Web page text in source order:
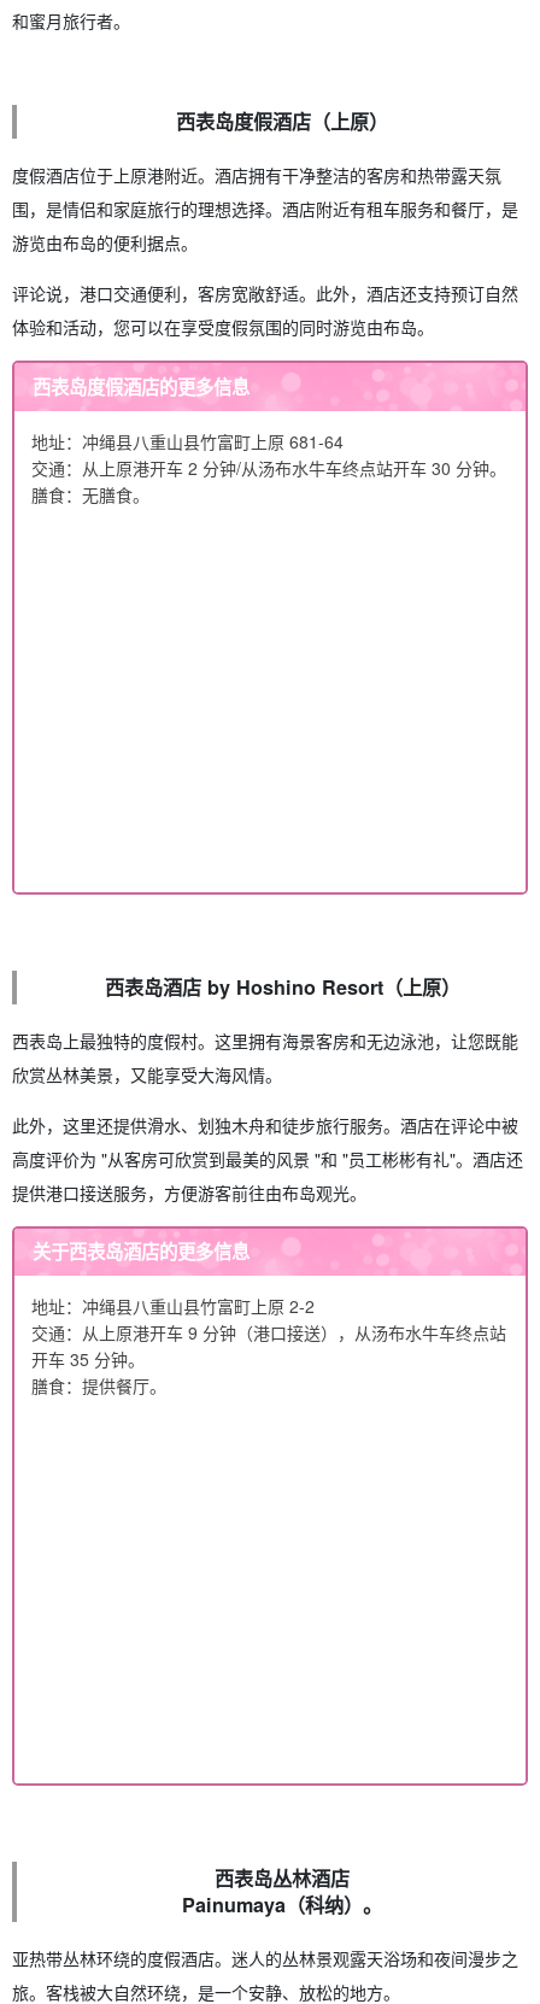
和蜜月旅行者。
西表岛度假酒店（上原）
度假酒店位于上原港附近。酒店拥有干净整洁的客房和热带露天氛
围，是情侣和家庭旅行的理想选择。酒店附近有租车服务和餐厅，是
游览由布岛的便利据点。
评论说，港口交通便利，客房宽敞舒适。此外，酒店还支持预订自然
体验和活动，您可以在享受度假氛围的同时游览由布岛。
西表岛度假酒店的更多信息
地址：冲绳县八重山县竹富町上原 681-64
交通：从上原港开车 2 分钟/从汤布水牛车终点站开车 30 分钟。
膳食：无膳食。
西表岛酒店 by Hoshino Resort（上原）
西表岛上最独特的度假村。这里拥有海景客房和无边泳池，让您既能
欣赏丛林美景，又能享受大海风情。
此外，这里还提供滑水、划独木舟和徒步旅行服务。酒店在评论中被
高度评价为 "从客房可欣赏到最美的风景 "和 "员工彬彬有礼"。酒店还
提供港口接送服务，方便游客前往由布岛观光。
关于西表岛酒店的更多信息
地址：冲绳县八重山县竹富町上原 2-2
交通：从上原港开车 9 分钟（港口接送），从汤布水牛车终点站
开车 35 分钟。
膳食：提供餐厅。
西表岛丛林酒店
Painumaya（科纳）。
亚热带丛林环绕的度假酒店。迷人的丛林景观露天浴场和夜间漫步之
旅。客栈被大自然环绕，是一个安静、放松的地方。